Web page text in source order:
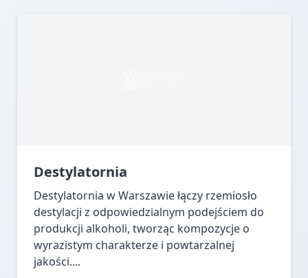
Destylatornia
Destylatornia w Warszawie łączy rzemiosło
destylacji z odpowiedzialnym podejściem do
produkcji alkoholi, tworząc kompozycje o
wyrazistym charakterze i powtarzalnej
jakości....